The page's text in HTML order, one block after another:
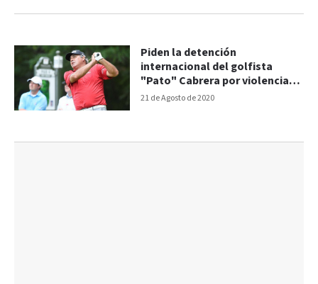
21 de Agosto de 2020
Piden la detención
internacional del golfista
"Pato" Cabrera por violencia
de género